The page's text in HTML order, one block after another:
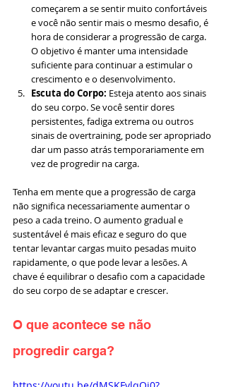
começarem a se sentir muito confortáveis
e você não sentir mais o mesmo desafio, é
hora de considerar a progressão de carga.
O objetivo é manter uma intensidade
suficiente para continuar a estimular o
crescimento e o desenvolvimento.
Escuta do Corpo: Esteja atento aos sinais
do seu corpo. Se você sentir dores
persistentes, fadiga extrema ou outros
sinais de overtraining, pode ser apropriado
dar um passo atrás temporariamente em
vez de progredir na carga.
Tenha em mente que a progressão de carga
não significa necessariamente aumentar o
peso a cada treino. O aumento gradual e
sustentável é mais eficaz e seguro do que
tentar levantar cargas muito pesadas muito
rapidamente, o que pode levar a lesões. A
chave é equilibrar o desafio com a capacidade
do seu corpo de se adaptar e crescer.
O que acontece se não
progredir carga?